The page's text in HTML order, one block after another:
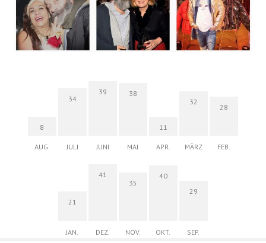
8
AUG.
34
JULI
39
JUNI
38
MAI
11
APR.
32
MÄRZ
28
FEB.
21
JAN.
41
DEZ.
35
NOV.
40
OKT.
29
SEP.